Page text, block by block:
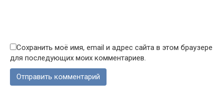
Сохранить моё имя, email и адрес сайта в этом браузере
для последующих моих комментариев.